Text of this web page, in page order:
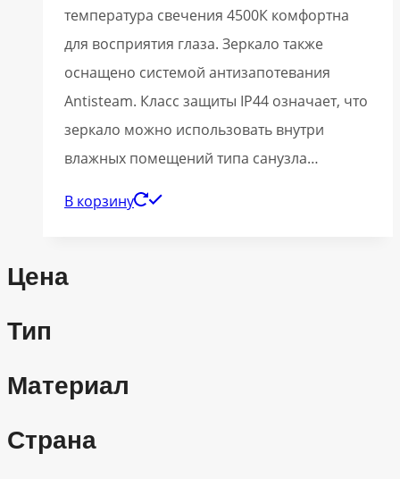
температура свечения 4500К комфортна
для восприятия глаза. Зеркало также
оснащено системой антизапотевания
Antisteam. Класс защиты IP44 означает, что
зеркало можно использовать внутри
влажных помещений типа санузла…
В корзину
Цена
Тип
Материал
Страна